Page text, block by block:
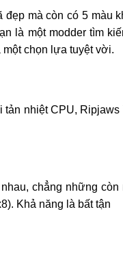
mà còn có 5 màu
là một modder tìm
chọn lựa tuyệt vời.
nhiệt CPU,
chẳng những
Khả năng là bất tận